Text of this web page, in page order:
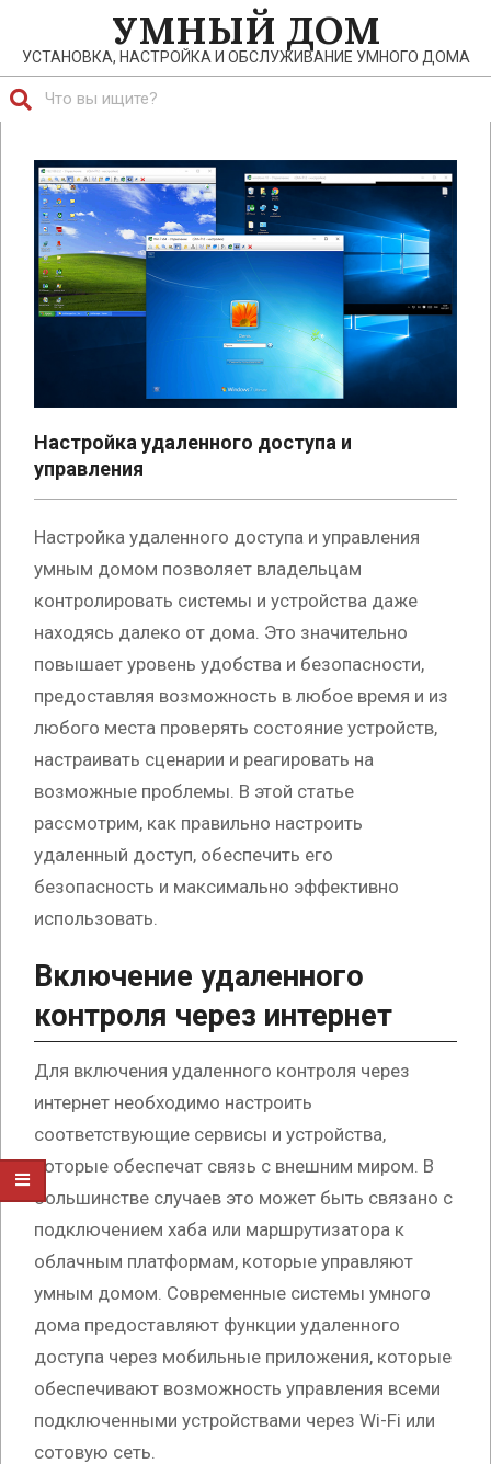
содержимому
УМНЫЙ ДОМ
УСТАНОВКА, НАСТРОЙКА И ОБСЛУЖИВАНИЕ УМНОГО ДОМА
навигационное
меню
Настройка удаленного доступа и
управления
Настройка удаленного доступа и управления
умным домом позволяет владельцам
контролировать системы и устройства даже
находясь далеко от дома. Это значительно
повышает уровень удобства и безопасности,
предоставляя возможность в любое время и из
любого места проверять состояние устройств,
настраивать сценарии и реагировать на
возможные проблемы. В этой статье
рассмотрим, как правильно настроить
удаленный доступ, обеспечить его
безопасность и максимально эффективно
использовать.
Включение удаленного
контроля через интернет
Для включения удаленного контроля через
интернет необходимо настроить
соответствующие сервисы и устройства,
которые обеспечат связь с внешним миром. В
большинстве случаев это может быть связано с
подключением хаба или маршрутизатора к
облачным платформам, которые управляют
умным домом. Современные системы умного
дома предоставляют функции удаленного
доступа через мобильные приложения, которые
обеспечивают возможность управления всеми
подключенными устройствами через Wi-Fi или
сотовую сеть.